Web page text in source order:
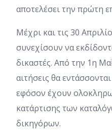
αποτελέσει την πρώτη
Μέχρι και τις 30
συνεχίσουν να
δικαστές. Από την 1η
αιτήσεις θα
εφόσον έχουν
κατάρτισης των
δικηγόρων.